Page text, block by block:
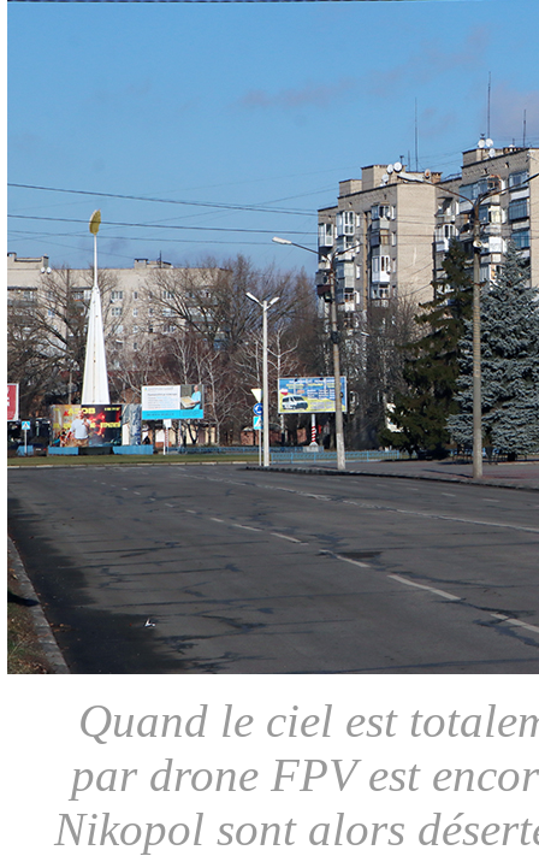
Quand le ciel est
par drone FPV est
Nikopol sont alors